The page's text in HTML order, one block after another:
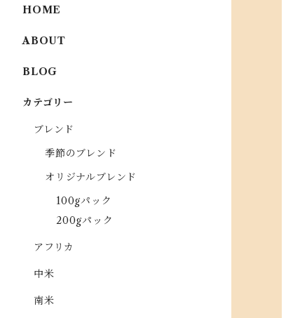
HOME
ABOUT
BLOG
カテゴリー
ブレンド
季節のブレンド
オリジナルブレンド
100gパック
200gパック
アフリカ
中米
南米